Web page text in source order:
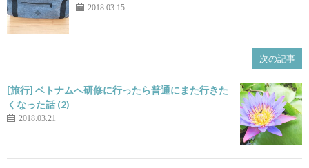
2018.03.15
次の記事
[旅行] ベトナムへ研修に行ったら普通にまた行きた
くなった話 (2)
2018.03.21